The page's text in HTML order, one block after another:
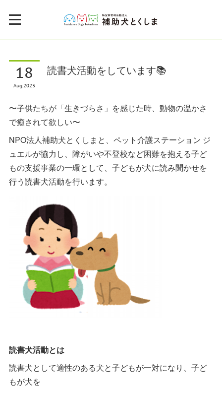
18
Aug2023
読書犬活動をしています📚
〜子供たちが「生きづらさ」を感じた時、動物の温かさ
で癒されて欲しい〜
NPO法人補助犬とくしまと、ペット介護ステーション ジ
ュエルが協力し、障がいや不登校など困難を抱える子ど
もの支援事業の一環として、子どもが犬に読み聞かせを
行う読書犬活動を行います。
読書犬活動とは
読書犬として適性のある犬と子どもが一対になり、子ど
もが犬を